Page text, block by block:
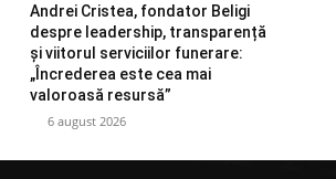
Andrei Cristea, fondator Beligi
despre leadership, transparență
și viitorul serviciilor funerare:
„Încrederea este cea mai
valoroasă resursă”
6 august 2026